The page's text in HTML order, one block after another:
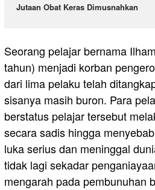
Jutaan Obat Keras Dimusnahkan
Seorang pelajar bernama
tahun) menjadi korban
dari lima pelaku telah
sisanya masih buron. Para
berstatus pelajar tersebut
secara sadis hingga
luka serius dan meninggal
tidak lagi sekadar
mengarah pada pembunuhan